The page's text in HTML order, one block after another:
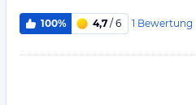
100% 4,7 / 6 1 Bewertung